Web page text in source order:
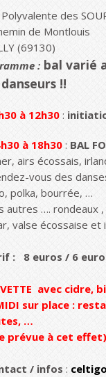
des
de Montlouis
(69130)
: bal varié
!!
à 12h30:
à 18h30 : BAL
airs écossais,
vous des
polka, bourrée, …
autres …. rondeaux
valse écossaise et
: 8 euros / 6
avec cidre,
sur place :
…
prévue à cet
/ infos :